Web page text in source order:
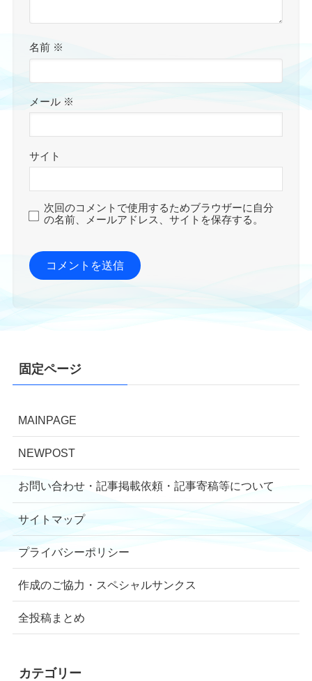
名前 ※
メール ※
サイト
次回のコメントで使用するためブラウザーに自分
の名前、メールアドレス、サイトを保存する。
固定ページ
MAINPAGE
NEWPOST
お問い合わせ・記事掲載依頼・記事寄稿等について
サイトマップ
プライバシーポリシー
作成のご協力・スペシャルサンクス
全投稿まとめ
カテゴリー